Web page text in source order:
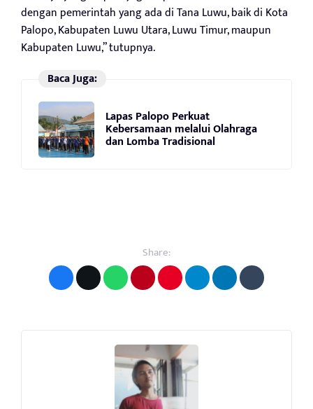
dengan pemerintah yang ada di Tana Luwu, baik di Kota
Palopo, Kabupaten Luwu Utara, Luwu Timur, maupun
Kabupaten Luwu,” tutupnya.
Baca Juga:
Lapas Palopo Perkuat
Kebersamaan melalui Olahraga
dan Lomba Tradisional
Share: